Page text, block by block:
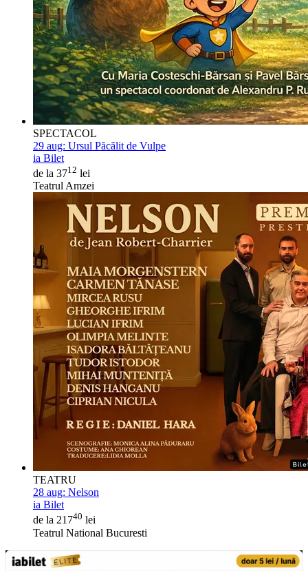
SPECTACOL
29 aug: Ursul Păcălit de Vulpe
ia Bilet
de la 3712 lei
Teatrul Amzei
TEATRU
28 aug: Nelson
ia Bilet
de la 21740 lei
Teatrul National Bucuresti